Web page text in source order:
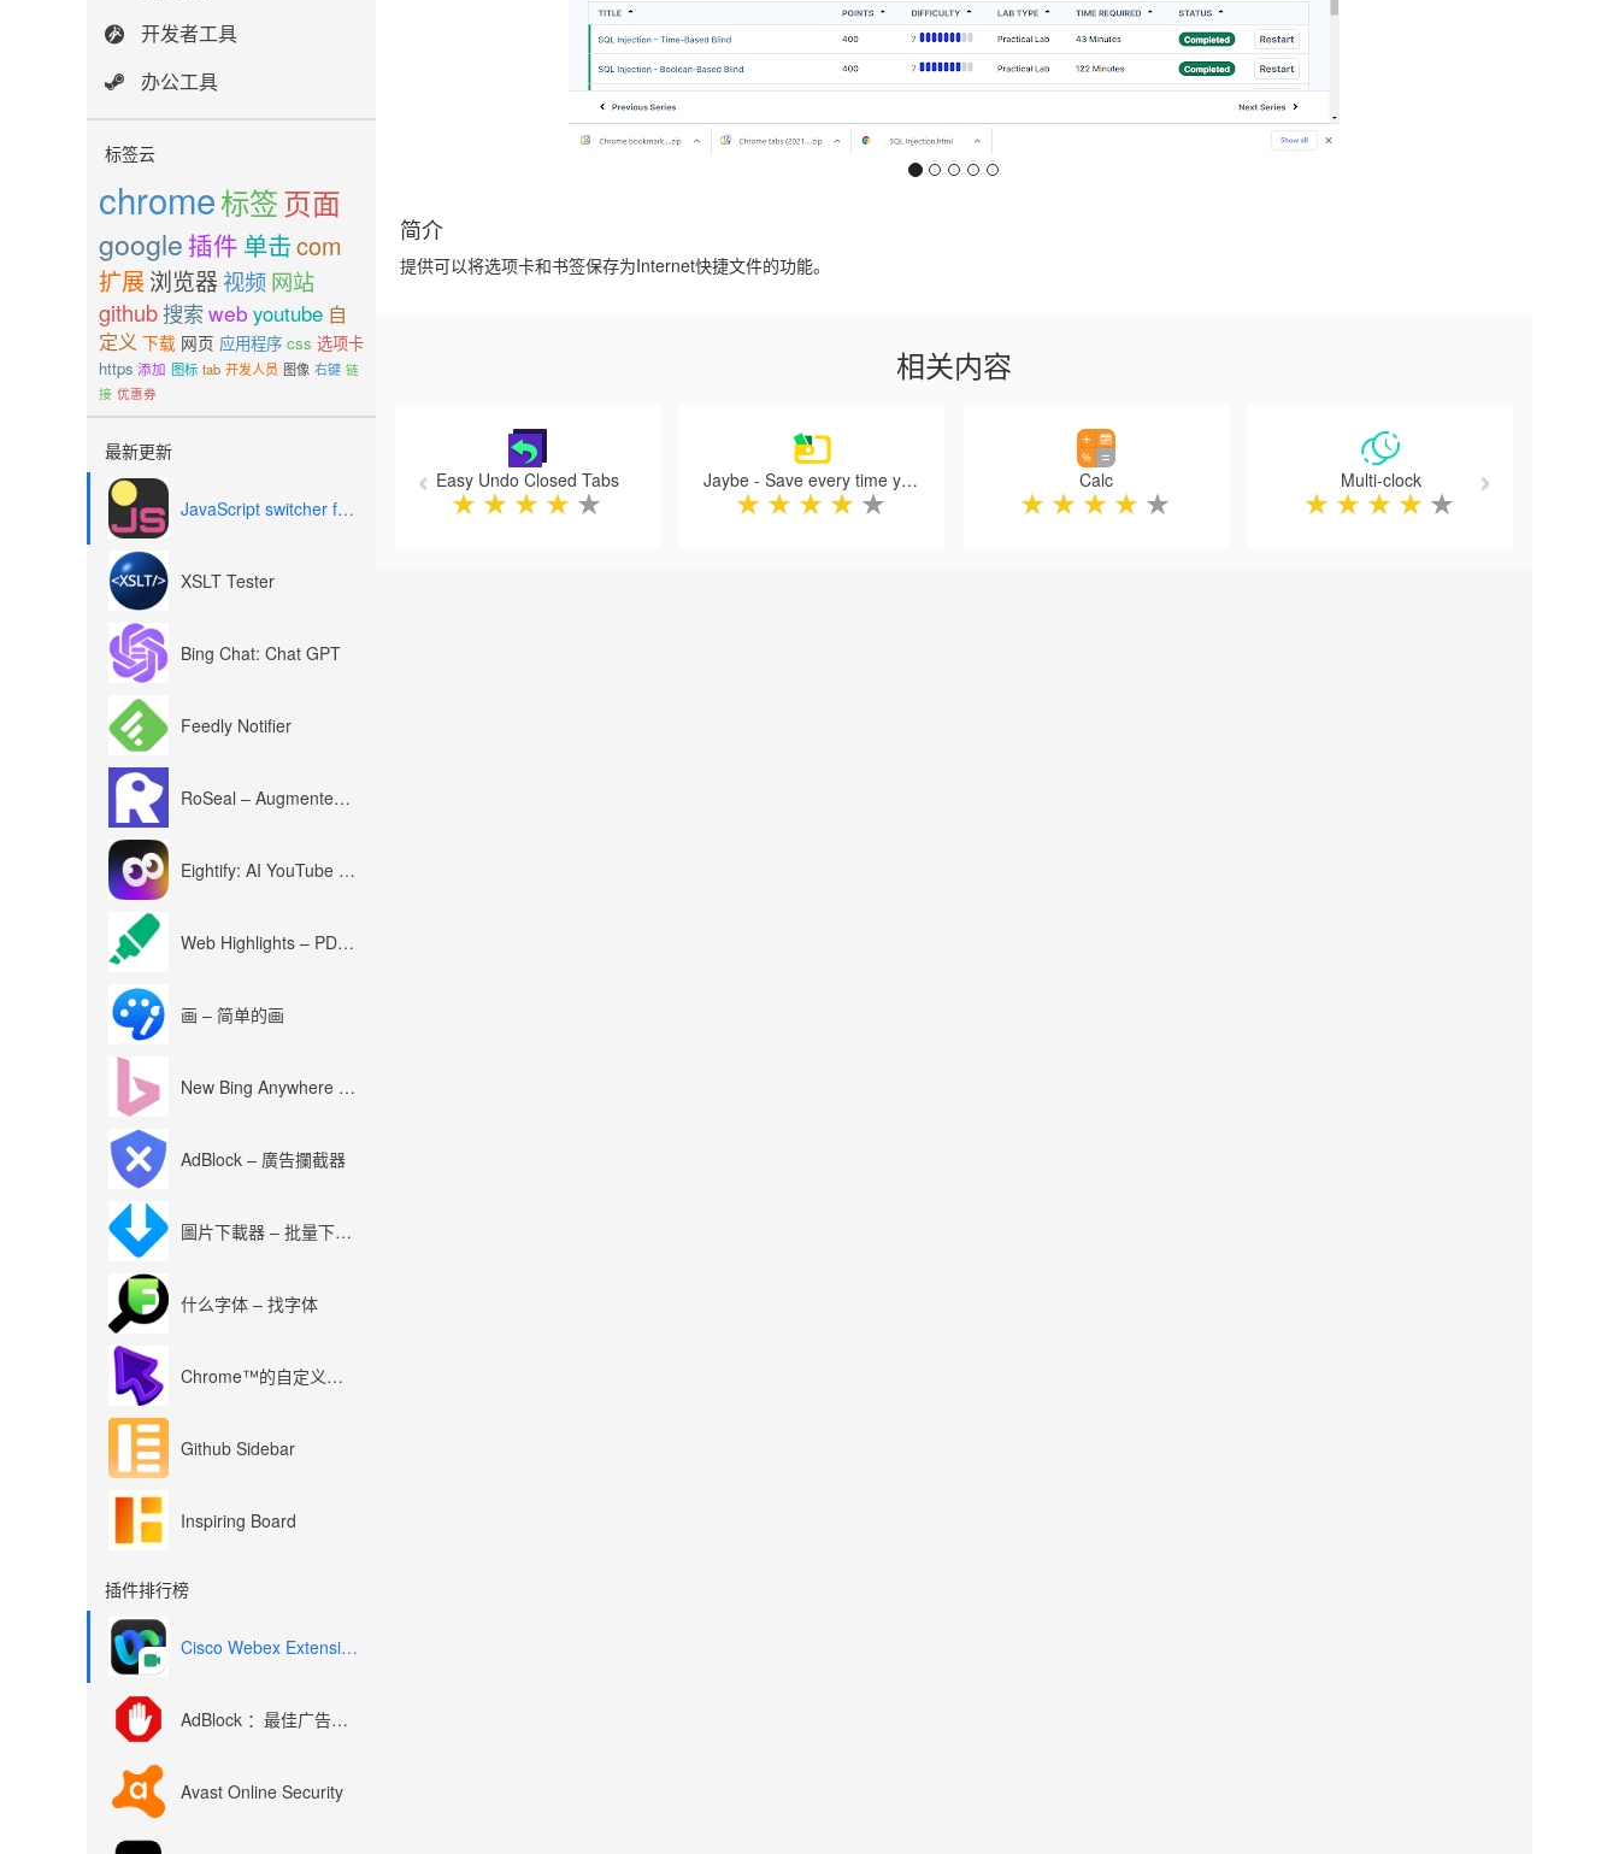
开发者工具
办公工具
标签云
chrome标签页面
google 插件 单击com
扩展浏览器 视频网站
github搜索web youtube 自
定义 下载 网页 应用程序 css 选项卡
https 添加 图标 tab 开发人员 图像 右键 链
接 优惠券
最新更新
JavaScript switcher for SEO and development
XSLT Tester
Bing Chat: Chat GPT
Feedly Notifier
RoSeal – Augmented Roblox Experience
Eightify: AI YouTube Summary with ChatGPT
Web Highlights – PDF & Web Highlighter
画 – 简单的画
New Bing Anywhere (Bing Chat GPT-4)
AdBlock – 廣告攔截器
圖片下載器 – 批量下載圖片
什么字体 – 找字体
Chrome™的自定义光标
Github Sidebar
Inspiring Board
插件排行榜
Cisco Webex Extension
AdBlock ：最佳广告拦截工具
Avast Online Security
简介
提供可以将选项卡和书签保存为Internet快捷文件的功能。
相关内容
Easy Undo Closed Tabs
★ ★ ★ ★ ★
Jaybe - Save every time you shop
★ ★ ★ ★ ★
Calc
★ ★ ★ ★ ★
Multi-clock
★ ★ ★ ★ ★